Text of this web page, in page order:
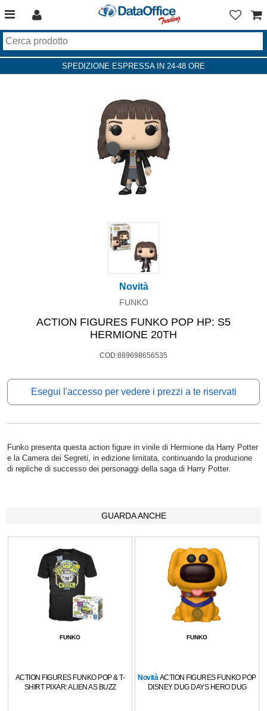
SPEDIZIONE ESPRESSA IN 24-48 ORE
Novità
FUNKO
ACTION FIGURES FUNKO POP HP: S5
HERMIONE 20TH
COD:889698656535
Esegui l'accesso per vedere i prezzi a te riservati
Funko presenta questa action figure in vinile di Hermione da Harry Potter
e la Camera dei Segreti, in edizione limitata, continuando la produzione
di repliche di successo dei personaggi della saga di Harry Potter.
GUARDA ANCHE
FUNKO
ACTION FIGURES FUNKO POP & T-
SHIRT PIXAR: ALIEN AS BUZZ
FUNKO
NovitàACTION FIGURES FUNKO POP
DISNEY DUG DAYS HERO DUG